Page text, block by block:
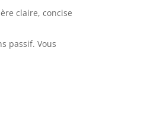
claire, concise
passif. Vous